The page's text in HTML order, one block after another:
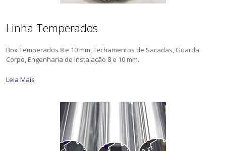
Linha Temperados
Box Temperados 8 e 10 mm, Fechamentos de Sacadas, Guarda
Corpo, Engenharia de Instalação 8 e 10 mm.
Leia Mais